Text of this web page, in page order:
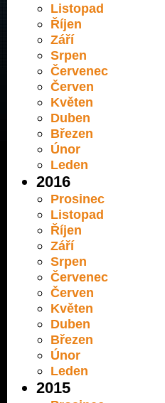
Listopad
Říjen
Září
Srpen
Červenec
Červen
Květen
Duben
Březen
Únor
Leden
2016
Prosinec
Listopad
Říjen
Září
Srpen
Červenec
Červen
Květen
Duben
Březen
Únor
Leden
2015